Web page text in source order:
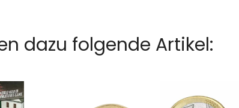
dazu folgende Artikel: